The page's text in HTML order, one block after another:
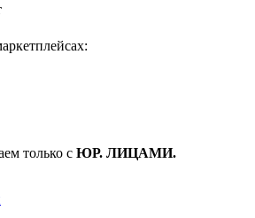
только с ЮР. ЛИЦАМИ.